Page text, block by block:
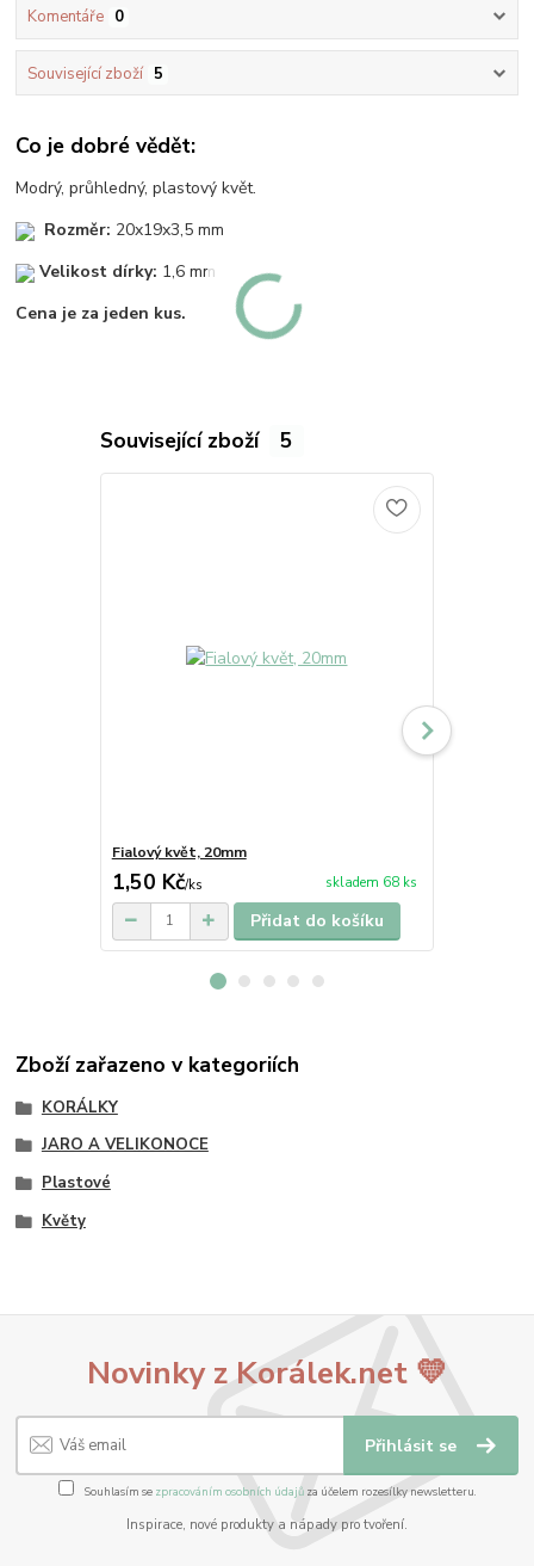
Komentáře 0
Související zboží 5
Co je dobré vědět:
Modrý, průhledný, plastový květ.
Rozměr: 20x19x3,5 mm
Velikost dírky: 1,6 mm
Cena je za jeden kus.
Související zboží 5
Fialový květ, 20mm
1,50 Kč/ks skladem 68 ks
Přidat do košíku
Zboží zařazeno v kategoriích
KORÁLKY
JARO A VELIKONOCE
Plastové
Květy
Novinky z Korálek.net 💛
Přihlásit se
Souhlasím se zpracováním osobních údajůza účelem rozesílky newsletteru.
Inspirace, nové produkty a nápady pro tvoření.